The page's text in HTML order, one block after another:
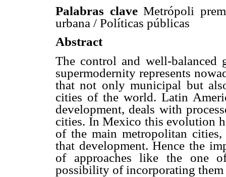
Palabras clave Metrópoli
urbana / Políticas públicas
Abstract
The control and well-
supermodernity represents
that not only municipal but
cities of the world. Latin
development, deals with
cities. In Mexico this evolution
of the main metropolitan
that development. Hence the
of approaches like the one
possibility of incorporating